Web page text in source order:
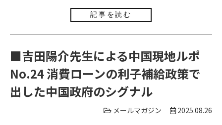
援を受けることができる。在宅ケアを支援する多機関・
記事を読む
■吉田陽介先生による中国現地ルポ
No.24 消費ローンの利子補給政策で
出した中国政府のシグナル
メールマガジン 2025.08.26